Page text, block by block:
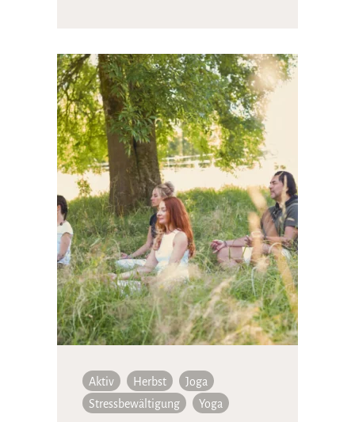
Aktiv Herbst
Joga
Stressbewältigung
Yoga